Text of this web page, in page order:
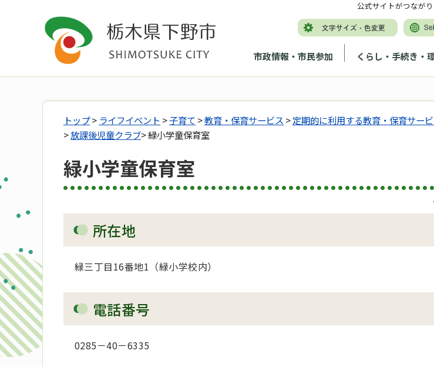
市政情報・市民参加 くらし・手続き・
公式サイトがつなが
トップ> ライフイベント >子育て >教育・保育サービス >定期的に利用する教育・保育サー
>放課後児童クラブ> 緑小学童保育室
緑小学童保育室
所在地
緑三丁目16番地1（緑小学校内）
電話番号
0285－40－6335